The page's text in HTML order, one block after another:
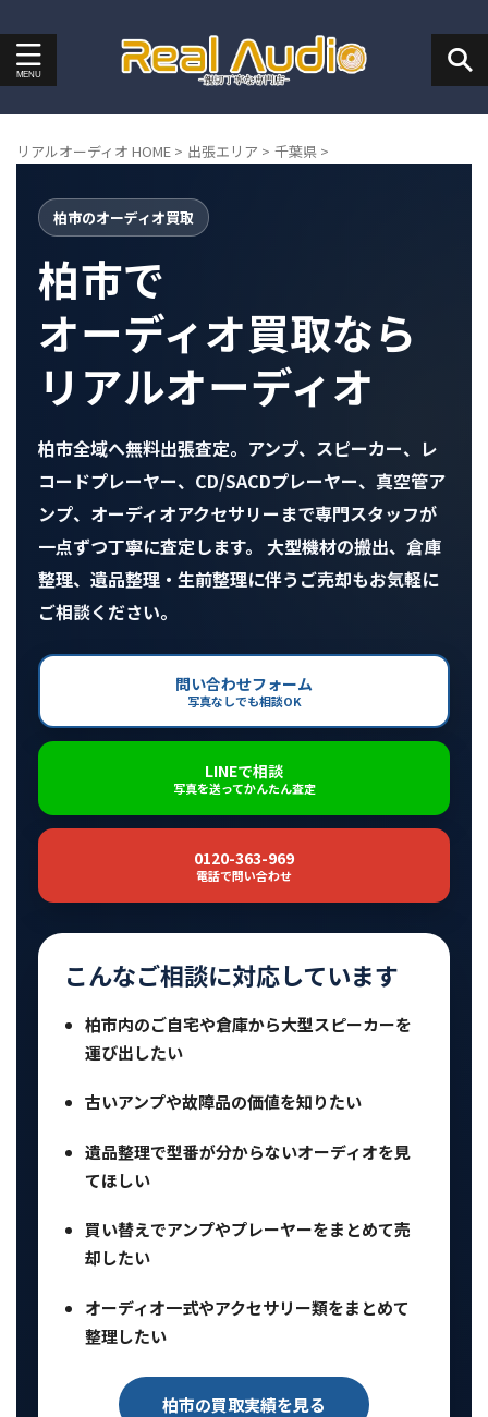
リアルオーディオ HOME > 出張エリア > 千葉県 >
柏市のオーディオ買取
柏市で
オーディオ買取なら
リアルオーディオ
柏市全域へ無料出張査定。アンプ、スピーカー、レ
コードプレーヤー、CD/SACDプレーヤー、真空管ア
ンプ、オーディオアクセサリーまで専門スタッフが
一点ずつ丁寧に査定します。 大型機材の搬出、倉庫
整理、遺品整理・生前整理に伴うご売却もお気軽に
ご相談ください。
問い合わせフォーム
写真なしでも相談OK
LINEで相談
写真を送ってかんたん査定
0120-363-969
電話で問い合わせ
こんなご相談に対応しています
柏市内のご自宅や倉庫から大型スピーカーを
運び出したい
古いアンプや故障品の価値を知りたい
遺品整理で型番が分からないオーディオを見
てほしい
買い替えでアンプやプレーヤーをまとめて売
却したい
オーディオ一式やアクセサリー類をまとめて
整理したい
柏市の買取実績を見る